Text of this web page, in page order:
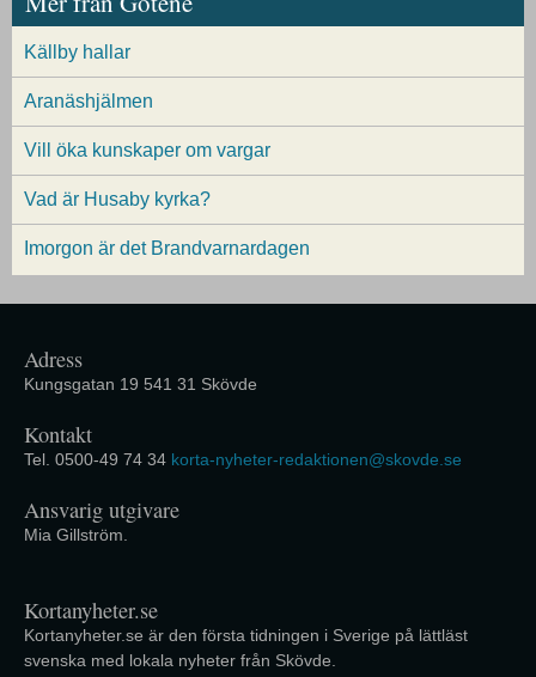
Källby hallar
Aranäshjälmen
Vill öka kunskaper om vargar
Vad är Husaby kyrka?
Imorgon är det Brandvarnardagen
Adress
Kungsgatan 19 541 31 Skövde
Kontakt
Tel. 0500-49 74 34 korta-nyheter-redaktionen@skovde.se
Ansvarig utgivare
Mia Gillström.
Kortanyheter.se
Kortanyheter.se är den första tidningen i Sverige på lättläst
svenska med lokala nyheter från Skövde.